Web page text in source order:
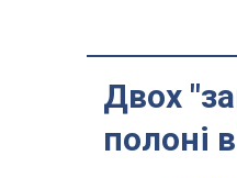
Двох
полоні